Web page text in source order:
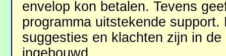
envelop kon betalen. Tevens
programma uitstekende support.
suggesties en klachten zijn in
ingebouwd.